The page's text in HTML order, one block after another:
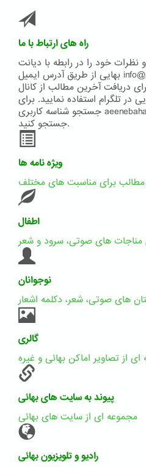
راه های ارتباط با ما
خود را در رابطه با دیانت
بهایی از طریق آدرس ایمیل info@aeenebahai.org برای ما
دریافت آخرین مطالب از کانال
تلگرام استفاده نمایید. برای
جستجو شناسه کاربری aeenebahai1 را در نرم افزار تلگرام
جستجو کنید.
ویژه نامه ها
برای مناسبت های مختلف
اطفال
مناجات های صوتی، سرود و شعر
نوجوانان
های صوتی، شعر، دکلمه اشعار
گالری
از تصاویر اماکن بهائی و غیره
پیوند به سایت های بهائی
مجموعه ای از سایت های بهائی
رادیو و تلویزیون بهائی